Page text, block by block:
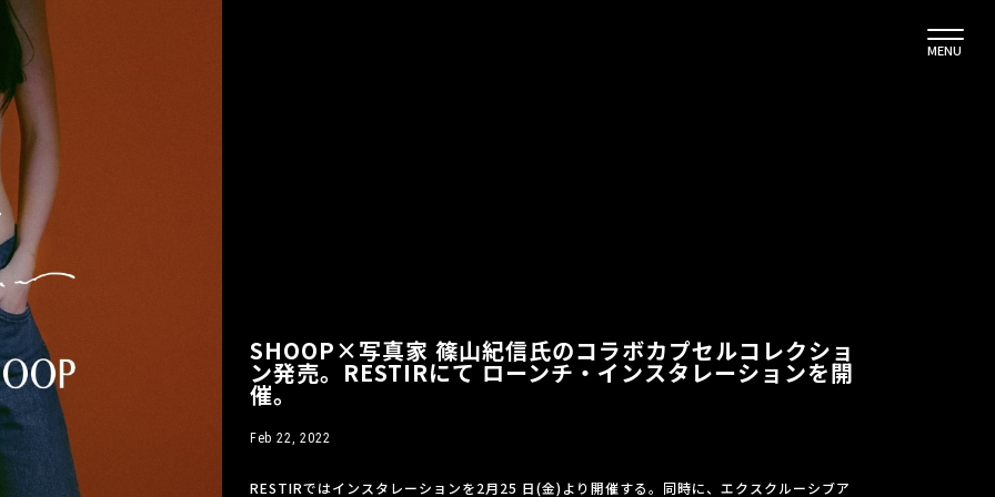
MENU
SHOOP×写真家 篠山紀信氏のコラボカプセルコレクショ
ン発売。RESTIRにて ローンチ・インスタレーションを開
催。
Feb 22, 2022
RESTIRではインスタレーションを2月25 日(金)より開催する。同時に、エクスクルーシブア